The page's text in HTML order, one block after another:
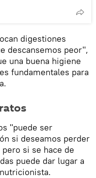
digestiones
descansemos peor",
una buena higiene
fundamentales para
"puede ser
si deseamos perder
si se hace de
puede dar lugar a